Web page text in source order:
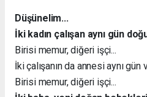
Düşünelim...
İki kadın çalışan aynı gün
Birisi memur, diğeri işçi...
İki çalışanın da annesi aynı gün
Birisi memur, diğeri işçi...